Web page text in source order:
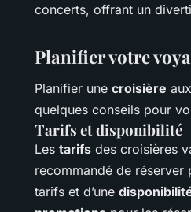
concerts, offrant un
Planifier votre
Planifier une croisière
quelques conseils pour
Tarifs et disponibilité
Les tarifs des croisières
recommandé de réserver
tarifs et d’une